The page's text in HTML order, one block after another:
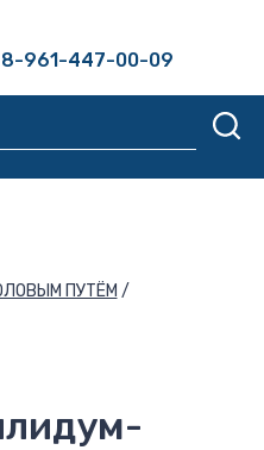
8-961-447-00-09
ПУТЁМ